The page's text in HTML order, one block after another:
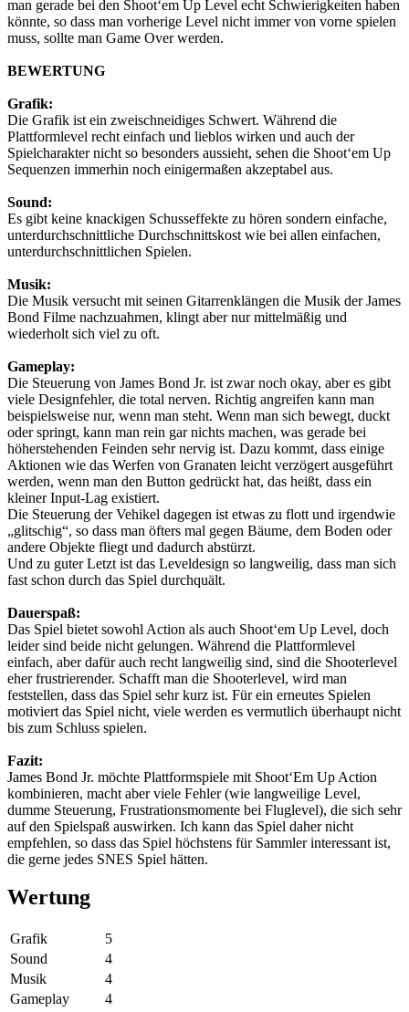
man gerade bei den Shoot‘em Up Level echt Schwierigkeiten haben
könnte, so dass man vorherige Level nicht immer von vorne spielen
muss, sollte man Game Over werden.
BEWERTUNG
Grafik:
Die Grafik ist ein zweischneidiges Schwert. Während die
Plattformlevel recht einfach und lieblos wirken und auch der
Spielcharakter nicht so besonders aussieht, sehen die Shoot‘em Up
Sequenzen immerhin noch einigermaßen akzeptabel aus.
Sound:
Es gibt keine knackigen Schusseffekte zu hören sondern einfache,
unterdurchschnittliche Durchschnittskost wie bei allen einfachen,
unterdurchschnittlichen Spielen.
Musik:
Die Musik versucht mit seinen Gitarrenklängen die Musik der James
Bond Filme nachzuahmen, klingt aber nur mittelmäßig und
wiederholt sich viel zu oft.
Gameplay:
Die Steuerung von James Bond Jr. ist zwar noch okay, aber es gibt
viele Designfehler, die total nerven. Richtig angreifen kann man
beispielsweise nur, wenn man steht. Wenn man sich bewegt, duckt
oder springt, kann man rein gar nichts machen, was gerade bei
höherstehenden Feinden sehr nervig ist. Dazu kommt, dass einige
Aktionen wie das Werfen von Granaten leicht verzögert ausgeführt
werden, wenn man den Button gedrückt hat, das heißt, dass ein
kleiner Input-Lag existiert.
Die Steuerung der Vehikel dagegen ist etwas zu flott und irgendwie
„glitschig“, so dass man öfters mal gegen Bäume, dem Boden oder
andere Objekte fliegt und dadurch abstürzt.
Und zu guter Letzt ist das Leveldesign so langweilig, dass man sich
fast schon durch das Spiel durchquält.
Dauerspaß:
Das Spiel bietet sowohl Action als auch Shoot‘em Up Level, doch
leider sind beide nicht gelungen. Während die Plattformlevel
einfach, aber dafür auch recht langweilig sind, sind die Shooterlevel
eher frustrierender. Schafft man die Shooterlevel, wird man
feststellen, dass das Spiel sehr kurz ist. Für ein erneutes Spielen
motiviert das Spiel nicht, viele werden es vermutlich überhaupt nicht
bis zum Schluss spielen.
Fazit:
James Bond Jr. möchte Plattformspiele mit Shoot‘Em Up Action
kombinieren, macht aber viele Fehler (wie langweilige Level,
dumme Steuerung, Frustrationsmomente bei Fluglevel), die sich sehr
auf den Spielspaß auswirken. Ich kann das Spiel daher nicht
empfehlen, so dass das Spiel höchstens für Sammler interessant ist,
die gerne jedes SNES Spiel hätten.
Wertung
Grafik
5
Sound
4
Musik
4
Gameplay
4